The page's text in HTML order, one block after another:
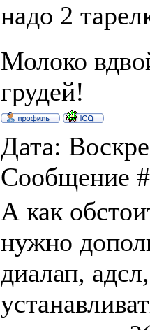
надо 2
Молоко
грудей!
Дата:
Сообщение
А как
нужно
диалап,